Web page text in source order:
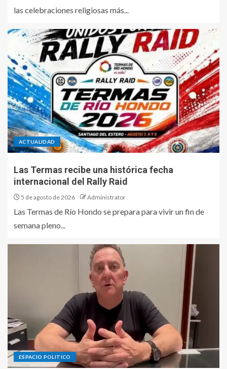
las celebraciones religiosas más...
ACTUALIDAD
Las Termas recibe una histórica fecha
internacional del Rally Raid
5 de agosto de 2026 Administrator
Las Termas de Río Hondo se prepara para vivir un fin de
semana pleno...
ESPACIO POLITICO